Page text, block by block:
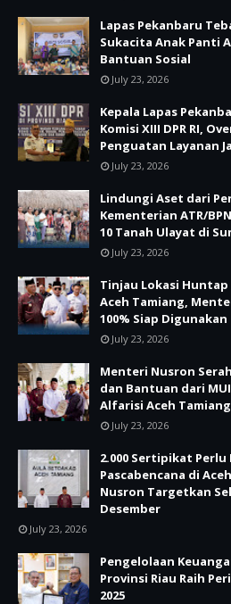
Lapas Pekanbaru
Sukacita Anak Panti
Bantuan Sosial
July 23, 2026
Kepala Lapas
Komisi XIII DPR RI,
Penguatan Layanan
July 23, 2026
Lindungi Aset dari
Kementerian ATR/
10 Tanah Ulayat di
July 23, 2026
Tinjau Lokasi
Aceh Tamiang,
100% Siap Digunakan
July 23, 2026
Menteri Nusron
dan Bantuan dari
Alfarisi Aceh Tamiang
July 23, 2026
2.000 Sertipikat
Pascabencana di
Nusron Targetkan
Desember
July 23, 2026
Pengelolaan
Provinsi Riau Raih
2025